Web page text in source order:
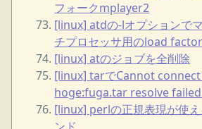
フォークmplayer2
[linux] atdの-lオプションで
チプロセッサ用のload
[linux] atのジョブを全削除
[linux] tarでCannot
hoge:fuga.tar resolve failed
[linux] perlの正規表現が使